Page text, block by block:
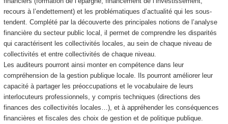
recours à l’endettement) et les problématiques d’actualité qui les sous-
tendent. Complété par la découverte des principales notions de l’analyse
financière du secteur public local, il permet de comprendre les disparités
qui caractérisent les collectivités locales, au sein de chaque niveau de
collectivités et entre collectivités de chaque niveau.
Les auditeurs pourront ainsi monter en compétence dans leur
compréhension de la gestion publique locale. Ils pourront améliorer leur
capacité à partager les préoccupations et le vocabulaire de leurs
interlocuteurs professionnels, y compris techniques (directions des
finances des collectivités locales…), et à appréhender les conséquences
financières et fiscales des choix de gestion et de politique publique.